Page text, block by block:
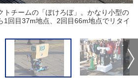
トチームの「ぽけろぼ」。かなり小型の
1回目37m地点、2回目66m地点でリタイ